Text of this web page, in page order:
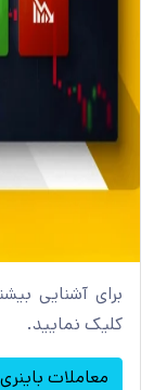
برای آشنایی
کلیک نمایید.
معاملات